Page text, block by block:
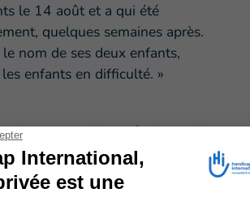
le 14 août et a qui été
quelques semaines après.
nom de ses deux enfants,
enfants en difficulté. »
beaucoup endurent également les
personnes accompagnées ont
le coût des transports pour